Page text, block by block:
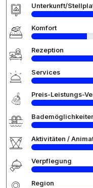
Unterkunft/
Komfort
Rezeption
Services
Preis-Leistungs-
Aktivitäten /
Verpflegung
Region